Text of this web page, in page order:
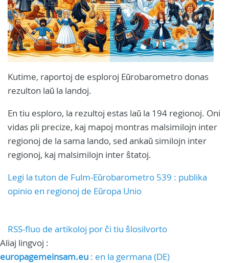
Kutime, raportoj de esploroj Eŭrobarometro donas
rezulton laŭ la landoj.
En tiu esploro, la rezultoj estas laŭ la 194 regionoj. Oni
vidas pli precize, kaj mapoj montras malsimilojn inter
regionoj de la sama lando, sed ankaŭ similojn inter
regionoj, kaj malsimilojn inter ŝtatoj.
Legi la tuton de Fulm-Eŭrobarometro 539 : publika
opinio en regionoj de Eŭropa Unio
RSS-fluo de artikoloj por ĉi tiu ŝlosilvorto
Aliaj lingvoj :
europagemeinsam.eu : en la germana (DE)